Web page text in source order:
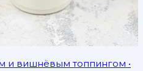
и вишнёвым топпингом •